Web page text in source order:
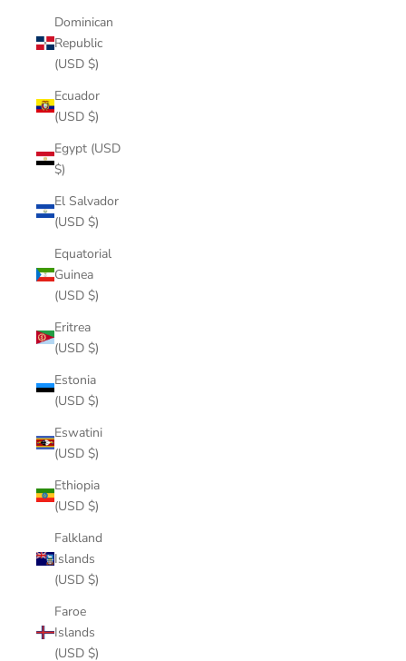
Dominican
Republic
(USD $)
Ecuador
(USD $)
Egypt (USD
$)
El Salvador
(USD $)
Equatorial
Guinea
(USD $)
Eritrea
(USD $)
Estonia
(USD $)
Eswatini
(USD $)
Ethiopia
(USD $)
Falkland
Islands
(USD $)
Faroe
Islands
(USD $)